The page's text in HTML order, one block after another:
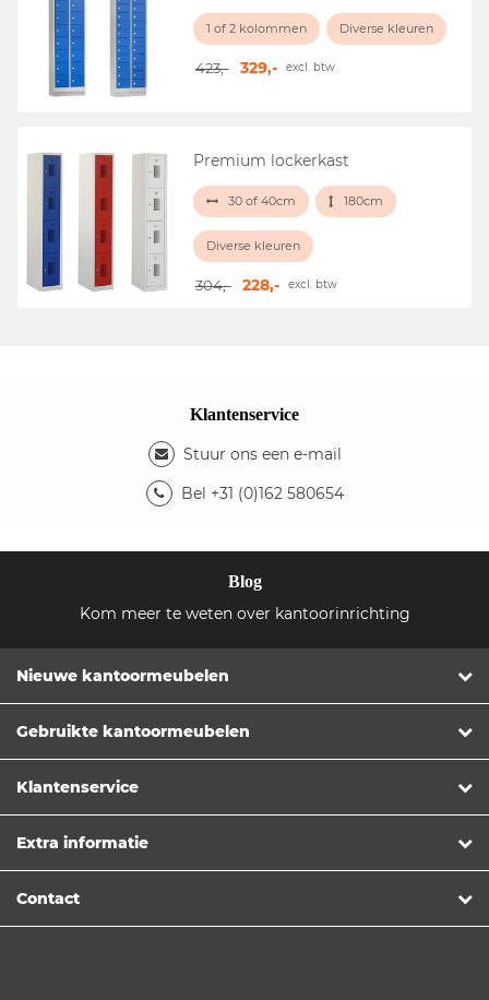
1 of 2 kolommen Diverse kleuren
423,- 329,- excl. btw
Premium lockerkast
30 of 40cm 180cm
Diverse kleuren
304,- 228,- excl. btw
Klantenservice
Stuur ons een e-mail
Bel +31 (0)162 580654
Blog
Kom meer te weten over kantoorinrichting
Nieuwe kantoormeubelen
Gebruikte kantoormeubelen
Klantenservice
Extra informatie
Contact